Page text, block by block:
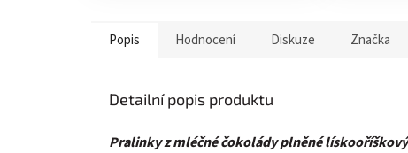
Popis Hodnocení Diskuze Značka
Detailní popis produktu
Pralinky z mléčné čokolády plněné